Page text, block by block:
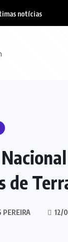
notícias
de
PEREIRA 12/